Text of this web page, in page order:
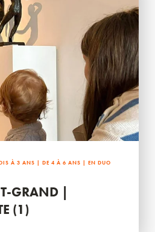
À 3 ANS | DE 4 À 6 ANS | EN DUO
GRAND |
(1)